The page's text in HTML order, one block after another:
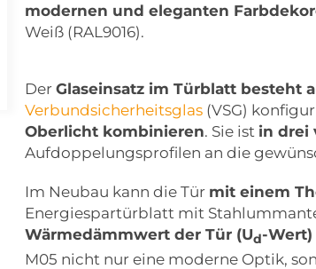
modernen und eleganten
Weiß (RAL9016).
Der Glaseinsatz im Türblatt besteht
Verbundsicherheitsglas(VSG)
Oberlicht kombinieren. Sie ist in drei
Aufdoppelungsprofilen an die
Im Neubau kann die Tür mit einem
Energiespartürblatt mit
Wärmedämmwert der Tür (Ud-Wert)
M05 nicht nur eine moderne Optik,